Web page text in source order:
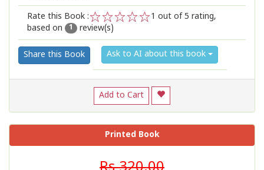
Rate this Book :
2
1
1 out of 5 rating,
based on
1 review(s)
Share this Book Ask to AI about this book
Add to Cart
Printed Book